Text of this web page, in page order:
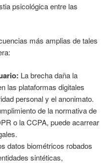
psicológica entre las
más amplias de tales
La brecha daña la
las plataformas digitales
personal y el anonimato.
de la normativa de
o la CCPA, puede acarrear
datos biométricos robados
sintéticas,